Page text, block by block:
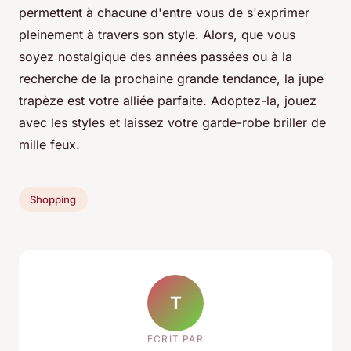
permettent à chacune d'entre vous de s'exprimer
pleinement à travers son style. Alors, que vous
soyez nostalgique des années passées ou à la
recherche de la prochaine grande tendance, la jupe
trapèze est votre alliée parfaite. Adoptez-la, jouez
avec les styles et laissez votre garde-robe briller de
mille feux.
Shopping
T
ECRIT PAR